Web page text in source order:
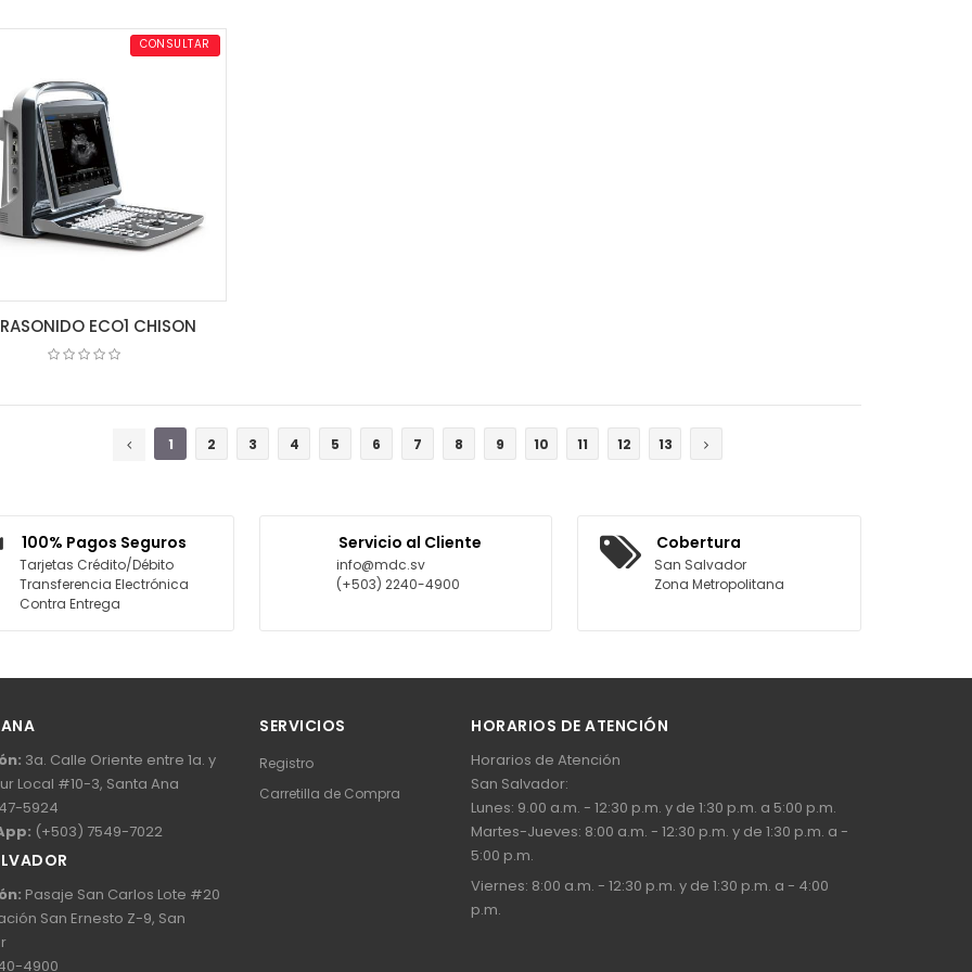
CONSULTAR
ECO1 CHISON
1
2 3 4 5 6 7 8 9 10 11 12 13
100% Pagos Seguros
Tarjetas Crédito/Débito
Transferencia Electrónica
Contra Entrega
Servicio al Cliente
info@mdc.sv
(+503) 2240-4900
Cobertura
San Salvador
Zona Metropolitana
3a. Calle Oriente entre 1a. y
Local #10-3, Santa Ana
5924
(+503) 7549-7022
Pasaje San Carlos Lote #20
San Ernesto Z-9, San
4900
SERVICIOS
Registro
Carretilla de Compra
HORARIOS DE ATENCIÓN
Horarios de Atención
San Salvador:
Lunes: 9.00 a.m. - 12:30 p.m. y de 1:30 p.m. a 5:00 p.m.
Martes-Jueves: 8:00 a.m. - 12:30 p.m. y de 1:30 p.m. a -
5:00 p.m.
Viernes: 8:00 a.m. - 12:30 p.m. y de 1:30 p.m. a - 4:00
p.m.